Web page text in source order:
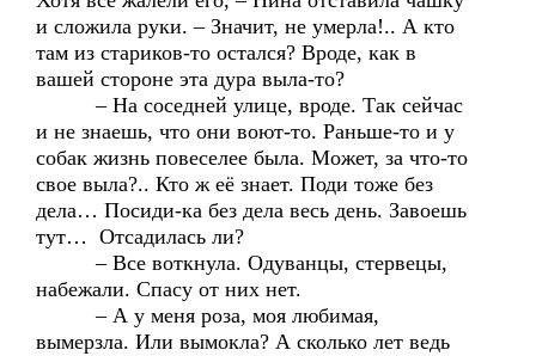
и сложила руки. – Значит, не умерла!.. А кто
там из стариков-то остался? Вроде, как в
вашей стороне эта дура выла-то?
– На соседней улице, вроде. Так сейчас
и не знаешь, что они воют-то. Раньше-то и у
собак жизнь повеселее была. Может, за что-то
свое выла?.. Кто ж её знает. Поди тоже без
дела… Посиди-ка без дела весь день. Завоешь
тут… Отсадилась ли?
– Все воткнула. Одуванцы, стервецы,
набежали. Спасу от них нет.
– А у меня роза, моя любимая,
вымерзла. Или вымокла? А сколько лет ведь